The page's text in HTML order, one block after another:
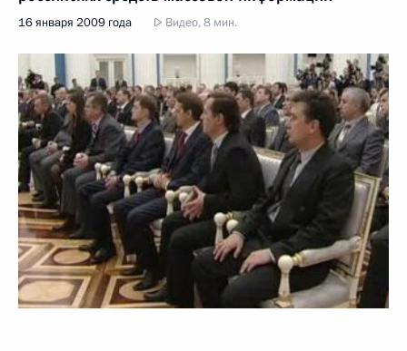
16 января 2009 года Видео, 8 мин.